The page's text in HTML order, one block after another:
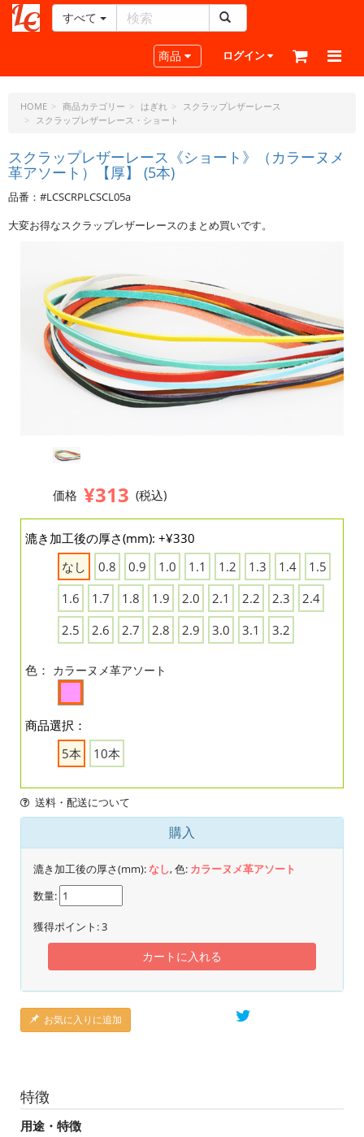
ー
ラ
フ
ド
ッ
ト・
ェ
すべて
Toggle navigation
商品 ログイン
HOME 商品カテゴリー はぎれ
スクラップレザーレース
スクラップレザーレース・ショート
スクラップレザーレース《ショート》（カラーヌメ
革アソート）【厚】 (5本)
品番：#LCSCRPLCSCL05a
大変お得なスクラップレザーレースのまとめ買いです。
価格 ¥313 (税込)
漉き加工後の厚さ(mm): +¥330
なし
0.8 0.9 1.0 1.1 1.2 1.3 1.4
1.5
1.6
1.7 1.8 1.9 2.0 2.1 2.2 2.3
2.4
2.5
2.6 2.7 2.8 2.9 3.0 3.1 3.2
色： カラーヌメ革アソート
商品選択：
5本
10本
送料・配送について
購入
漉き加工後の厚さ(mm):なし, 色: カラーヌメ革アソート
数量:
獲得ポイント:3
カートに入れる
お気に入りに追加
特徴
用途・特徴